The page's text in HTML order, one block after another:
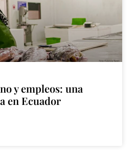
y empleos: una
en Ecuador